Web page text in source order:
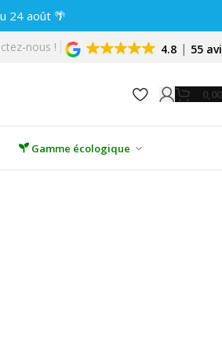
24 août 🌴
nous ! 4.8 55
Gamme écologique